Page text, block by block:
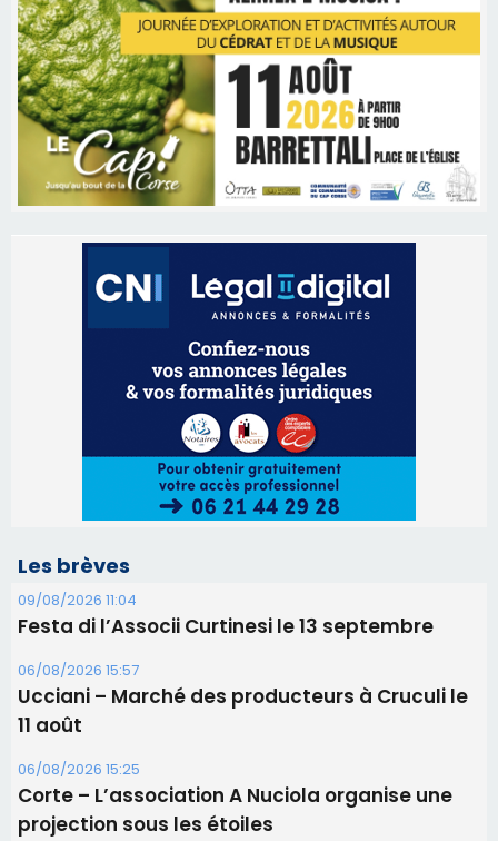
Les brèves
Festa di l’Associi Curtinesi le 13 septembre
Ucciani – Marché des producteurs à Cruculi le
projection sous les étoiles
06/08/2026 15:04
Alata - Soirée Tango Argentin au stade de San
Benedetto
05/08/2026 09:53
Biguglia : messe de la Sainte-Marie et
procession le 14 août
31/07/2026 08:24
Tennis - Début ce week-end du tournoi du